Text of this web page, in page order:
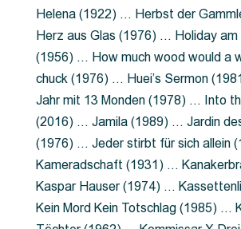
Helena (1922) … Herbst der
Herz aus Glas (1976) … Holiday
(1956) … How much wood would a
chuck (1976) … Huei’s Sermon
Jahr mit 13 Monden (1978) … Into
(2016) … Jamila (1989) … Jardin
(1976) … Jeder stirbt für sich allein
Kameradschaft (1931) …
Kaspar Hauser (1974) …
Kein Mord Kein Totschlag (1985) …